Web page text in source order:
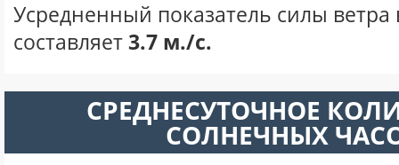
Усредненный показатель силы ветра
составляет3.7 м./с.
СРЕДНЕСУТОЧНОЕ
СОЛНЕЧНЫХ